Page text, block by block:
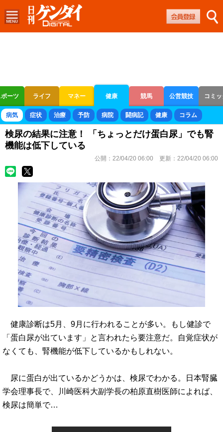
ーツ ライフ マネー 健康 競馬 公営競技 コミ
ボートレース 競輪 オートレース
病気 症状 治療 予防 病院 闘病記 健康 コラム
検尿の結果に注意！ 「ちょっとだけ蛋白尿」でも腎
機能は低下している
公開： 22/04/20 06:00 更新： 22/04/20 06:00
健康診断は5月、9月に行われることが多い。もし健診で
「蛋白尿が出ています」と言われたら要注意だ。自覚症状が
なくても、腎機能が低下しているかもしれない。
尿に蛋白が出ているかどうかは、検尿でわかる。日本腎臓
学会理事長で、川崎医科大副学長の柏原直樹医師によれば、
検尿は簡単で…